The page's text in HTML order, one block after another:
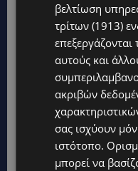
βελτίωση
τρίτων (1913)
αυτούς και
ακριβών
σας ισχύουν
ιστότοπο.
μπορεί να